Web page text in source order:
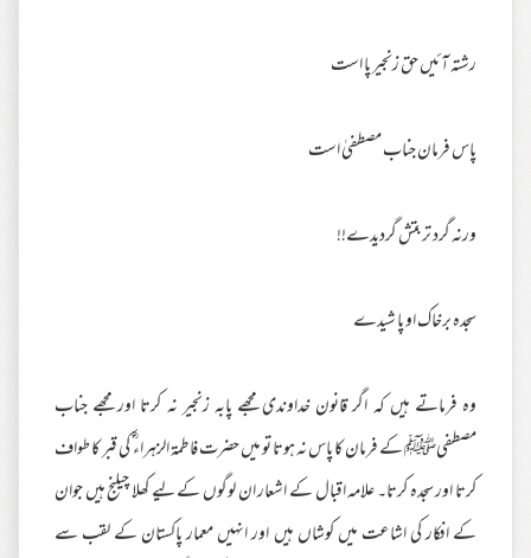
رشتہ آئیں حق زنجیر پا است
پاس فرمان جناب مصطفیٰ است
ورنہ گرد تربتش گردیدے!!
سجدہ برخاک او پا شیدے
وہ فرماتے ہیں کہ اگر قانون خداوندی مجھے پابہ زنجیر نہ کرتا اور مجھے جناب
مصطفیﷺ کے فرمان کا پاس نہ ہوتا تو میں حضرت فاطمۃ الزہراء ؓ کی قبر کا طواف
کرتا اور سجدہ کرتا۔ علامہ اقبال کے اشعار ان لوگوں کے لیے کھلا چیلنج ہیں جوان
کے افکار کی اشاعت میں کوشاں ہیں اور انہیں معمار پاکستان کے لقب سے